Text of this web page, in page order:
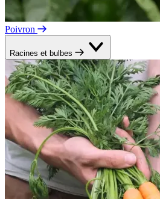
Poivron
Racines et bulbes